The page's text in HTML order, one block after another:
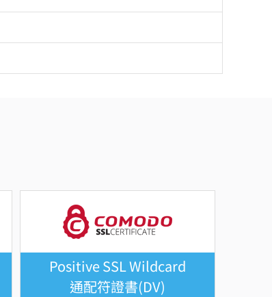
Positive SSL Wildcard
通配符證書(DV)